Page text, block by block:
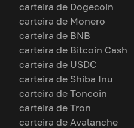
carteira de Dogecoin
carteira de Monero
carteira de BNB
carteira de Bitcoin Cash
carteira de USDC
carteira de Shiba Inu
carteira de Toncoin
carteira de Tron
carteira de Avalanche